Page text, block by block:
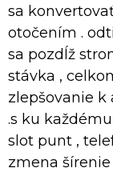
sa
otočením .
sa pozdĺž
stávka ,
zlepšovanie k
.s ku
slot punt ,
zmena šírenie